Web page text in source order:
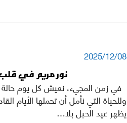
2025/12/08
نور مريم في قلب
في زمن المجيء، نعيش كل يوم حالة
وللحياة التي نأمل أن تحملها الأيام
يظهر عيد الحبل بلا…